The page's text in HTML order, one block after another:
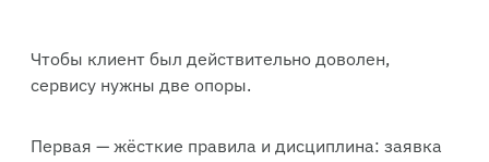
Чтобы клиент был действительно доволен,
сервису нужны две опоры.
Первая — жёсткие правила и дисциплина: заявка